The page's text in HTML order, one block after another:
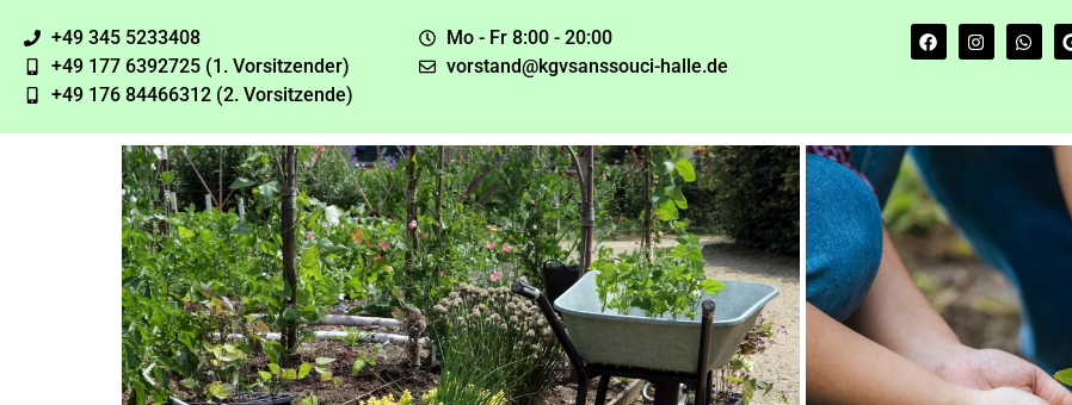
+49 345 5233408
+49 177 6392725 (1. Vorsitzender)
+49 176 84466312 (2. Vorsitzende)
Mo - Fr 8:00 - 20:00
vorstand@kgvsanssouci-halle.de